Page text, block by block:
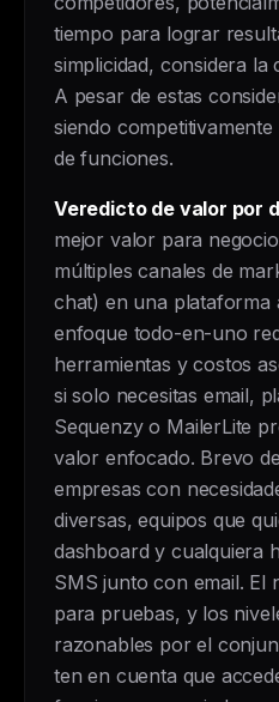
tiempo para lograr
simplicidad, considera la
A pesar de estas
siendo
de funciones.
Veredicto de valor por
mejor valor para
múltiples canales de
chat) en una plataforma
enfoque todo-en-uno
herramientas y costos
si solo necesitas email,
Sequenzy o MailerLite
valor enfocado. Brevo
empresas con
diversas, equipos que
dashboard y cualquiera
SMS junto con email. El
para pruebas, y los
razonables por el
ten en cuenta que